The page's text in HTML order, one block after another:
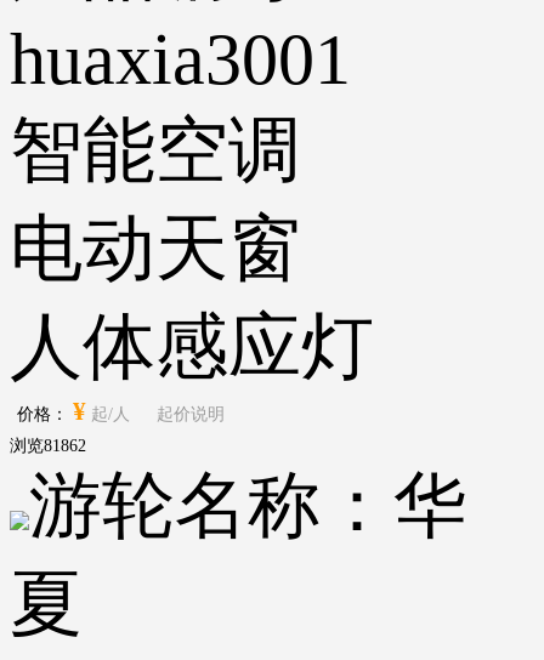
huaxia3001
智能空调
电动天窗
人体感应灯
价格： ¥ 起/人
起价说明
浏览81862
游轮名称： 华
夏